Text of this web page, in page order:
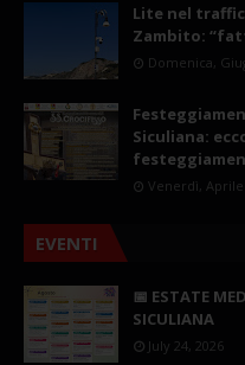
Lite nel
Zambito:
Domenica,
Siculiana:
Venerdì, Aprile
EVENTI
📅 ESTATE
SICULIANA
July 24, 2026